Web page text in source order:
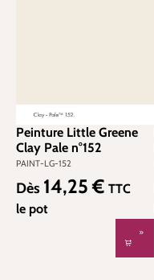
Peinture Little Greene
Clay Pale n°152
PAINT-LG-152
Prix régulier :
Dès 14,25 € TTC
le pot